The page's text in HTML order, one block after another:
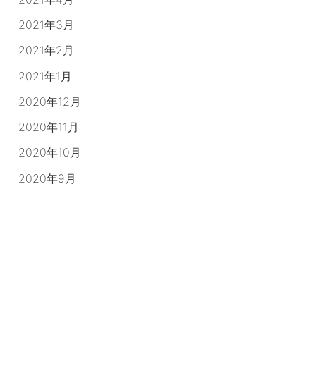
2021年3月
2021年2月
2021年1月
2020年12月
2020年11月
2020年10月
2020年9月